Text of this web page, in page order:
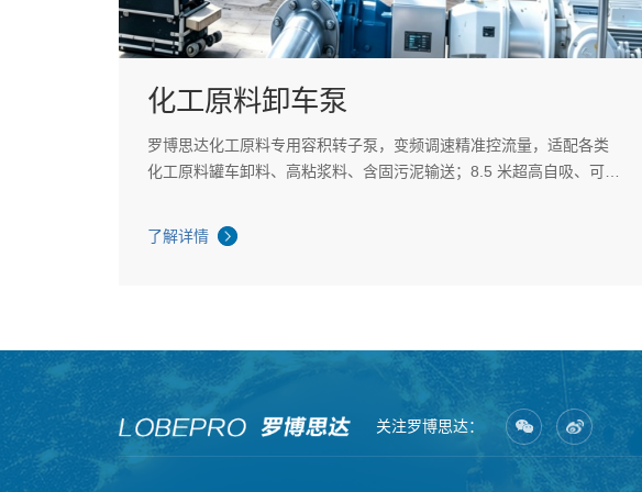
化工原料卸车泵
罗博思达化工原料专用容积转子泵，变频调速精准控流量，适配各类
化工原料罐车卸料、高粘浆料、含固污泥输送；8.5 米超高自吸、可过
成本。
了解详情
关注罗博思达：